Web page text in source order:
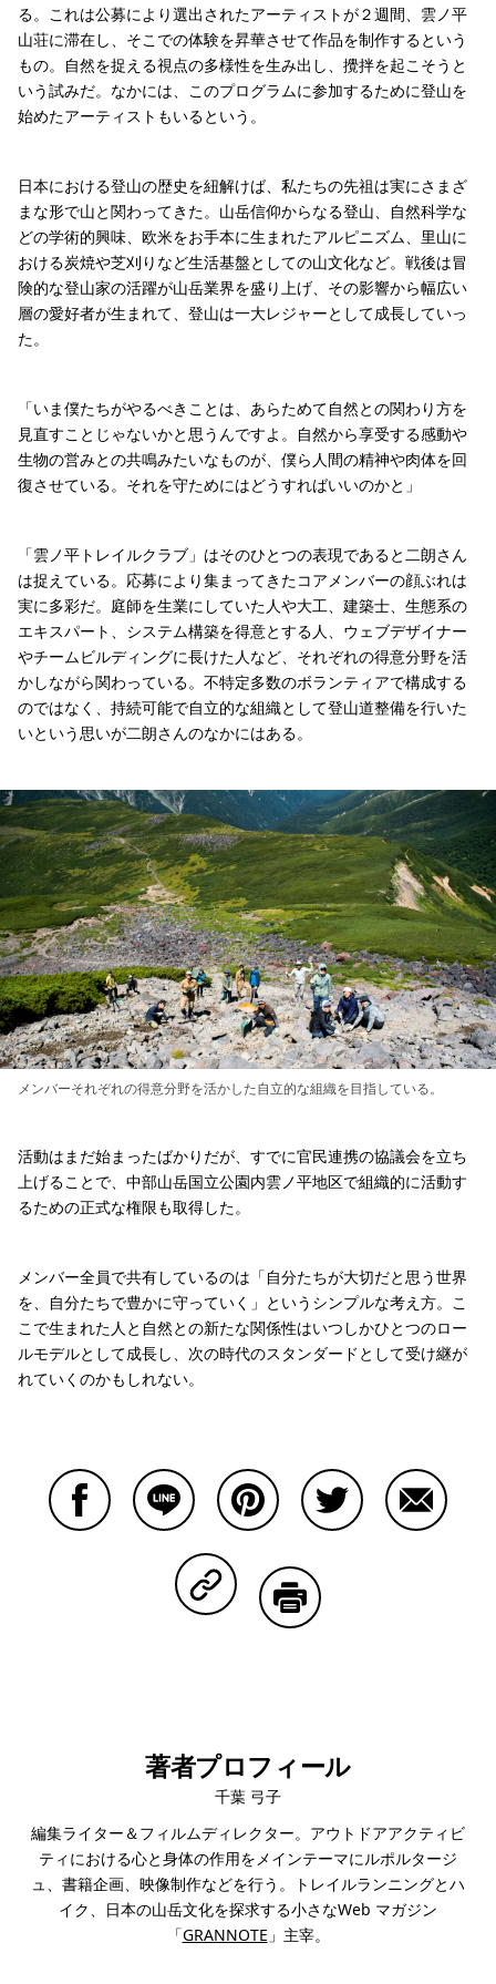
る。これは公募により選出されたアーティストが２週間、雲ノ平
山荘に滞在し、そこでの体験を昇華させて作品を制作するという
もの。自然を捉える視点の多様性を生み出し、攪拌を起こそうと
いう試みだ。なかには、このプログラムに参加するために登山を
始めたアーティストもいるという。
日本における登山の歴史を紐解けば、私たちの先祖は実にさまざ
まな形で山と関わってきた。山岳信仰からなる登山、自然科学な
どの学術的興味、欧米をお手本に生まれたアルピニズム、里山に
おける炭焼や芝刈りなど生活基盤としての山文化など。戦後は冒
険的な登山家の活躍が山岳業界を盛り上げ、その影響から幅広い
層の愛好者が生まれて、登山は一大レジャーとして成長していっ
た。
「いま僕たちがやるべきことは、あらためて自然との関わり方を
見直すことじゃないかと思うんですよ。自然から享受する感動や
生物の営みとの共鳴みたいなものが、僕ら人間の精神や肉体を回
復させている。それを守ためにはどうすればいいのかと」
「雲ノ平トレイルクラブ」はそのひとつの表現であると二朗さん
は捉えている。応募により集まってきたコアメンバーの顔ぶれは
実に多彩だ。庭師を生業にしていた人や大工、建築士、生態系の
エキスパート、システム構築を得意とする人、ウェブデザイナー
やチームビルディングに長けた人など、それぞれの得意分野を活
かしながら関わっている。不特定多数のボランティアで構成する
のではなく、持続可能で自立的な組織として登山道整備を行いた
いという思いが二朗さんのなかにはある。
メンバーそれぞれの得意分野を活かした自立的な組織を目指している。
活動はまだ始まったばかりだが、すでに官民連携の協議会を立ち
上げることで、中部山岳国立公園内雲ノ平地区で組織的に活動す
るための正式な権限も取得した。
メンバー全員で共有しているのは「自分たちが大切だと思う世界
を、自分たちで豊かに守っていく」というシンプルな考え方。こ
こで生まれた人と自然との新たな関係性はいつしかひとつのロー
ルモデルとして成長し、次の時代のスタンダードとして受け継が
れていくのかもしれない。
Copy Linkで共有する
著者プロフィール
千葉 弓子
編集ライター＆フィルムディレクター。アウトドアアクティビ
ティにおける心と身体の作用をメインテーマにルポルタージ
ュ、書籍企画、映像制作などを行う。トレイルランニングとハ
イク、日本の山岳文化を探求する小さなWeb マガジン
「GRANNOTE 」主宰。